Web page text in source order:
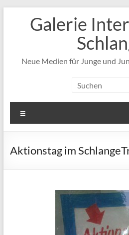
springenGalerie
Neue Medien für Junge und
Aktionstag im